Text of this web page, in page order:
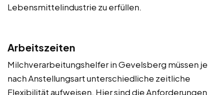
Lebensmittelindustrie zu erfüllen.
Arbeitszeiten
Milchverarbeitungshelfer in Gevelsberg müssen je
nach Anstellungsart unterschiedliche zeitliche
Flexibilität aufweisen. Hier sind die Anforderungen